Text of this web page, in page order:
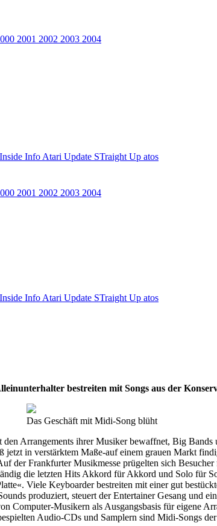
2001 2002 2003 2004
Info Atari Update STraight Up atos
2001 2002 2003 2004
Info Atari Update STraight Up atos
bestreiten mit Songs aus der
Das Geschäft mit Midi-Song blüht
Arrangements ihrer Musiker bewaffnet, Big
jetzt in verstärktem Maße-auf einem grauen Markt
der Frankfurter Musikmesse prügelten sich
die letzten Hits Akkord für Akkord und Solo für
Viele Keyboarder bestreiten mit einer gut
produziert, steuert der Entertainer Gesang und
Computer-Musikern als Ausgangsbasis für eigene
Audio-CDs und Samplern sind Midi-Songs